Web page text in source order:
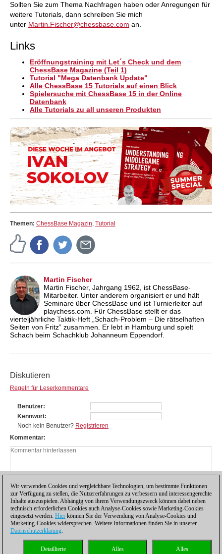
Sollten Sie zum Thema Nachfragen haben oder Anregungen für
weitere Tutorials, dann schreiben Sie mich
unter Martin.Fischer@chessbase.com an.
Links
Eröffnungstraining mit Let´s Check und dem
ChessBase Magazine (Teil 1)
Tutorial "Mega Datenbank Update"
Alle ChessBase 15 Tutorials auf einen Blick
Spielersuche mit ChessBase 15 in der Online
Datenbank
Alle Tutorials zu all unseren Produkten
Themen: ChessBase Magazin, Tutorial
Martin Fischer
Martin Fischer, Jahrgang 1962, ist ChessBase-
Mitarbeiter. Unter anderem organisiert er und hält
Seminare über ChessBase und ist Turnierleiter auf
playchess.com. Für ChessBase stellt er das
vierteljährliche Taktik-Heft „Schach-Problem – Die rätselhaften
Seiten von Fritz” zusammen. Er lebt in Hamburg und spielt
Schach beim Schachklub Johanneum Eppendorf.
Diskutieren
Regeln für Leserkommentare
Benutzer
Kennwort
Noch kein Benutzer? Registrieren
Kommentar
Datenschutzhinweis| Kontakt| |Lizenzen
Wir verwenden Cookies und vergleichbare Technologien, um bestimmte Funktionen
zur Verfügung zu stellen, die Nutzererfahrungen zu verbessern und interessengerechte
Inhalte auszuspielen. Abhängig von ihrem Verwendungszweck können dabei neben
technisch erforderlichen Cookies auch Analyse-Cookies sowie Marketing-Cookies
eingesetzt werden. Hier können Sie der Verwendung von Analyse-Cookies und
Marketing-Cookies widersprechen. Weitere Informationen finden Sie in unserer
Datenschutzerklärung.
Alles
Alles
Detaillierte